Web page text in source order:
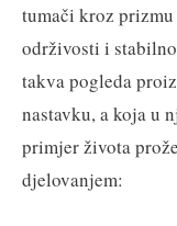
tumači kroz
održivosti i
takva pogleda
nastavku, a koja u
primjer života
djelovanjem: